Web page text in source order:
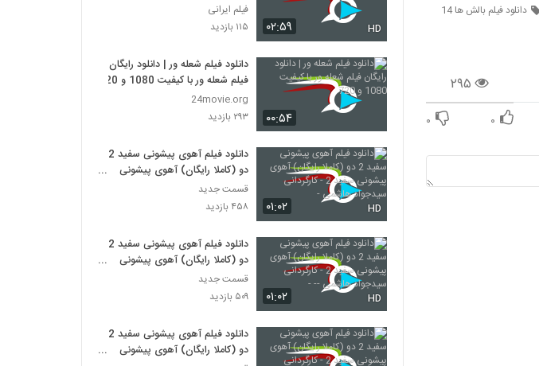
دانلود فیلم بالش ها 14
۲۹۵
۰ ۰
۰۲:۵۹ HD
فیلم ایرانی
۱۱۵ بازدید
۰۰:۵۴
دانلود فیلم شعله ور | دانلود رایگان
فیلم شعله ور با کیفیت 1080 و 720
24movie.org
۲۹۳ بازدید
۰۱:۰۲ HD
دانلود فیلم آهوی پیشونی سفید 2
دو (کاملا رایگان) آهوی پیشونی
سفید 2 - کارگردانی سیدجواد هاشمی
-
قسمت جدید
۴۵۸ بازدید
۰۱:۰۲ HD
دانلود فیلم آهوی پیشونی سفید 2
دو (کاملا رایگان) آهوی پیشونی
سفید 2 - کارگردانی سیدجواد هاشمی
-- -
قسمت جدید
۵۰۹ بازدید
دانلود فیلم آهوی پیشونی سفید 2
دو (کاملا رایگان) آهوی پیشونی